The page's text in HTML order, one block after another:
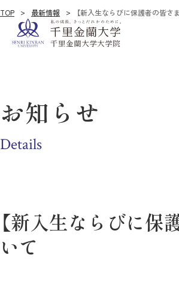
TOP 最新情報 【新入生ならびに保護者の皆さ
お知らせ
Details
【新入生ならびに保
いて